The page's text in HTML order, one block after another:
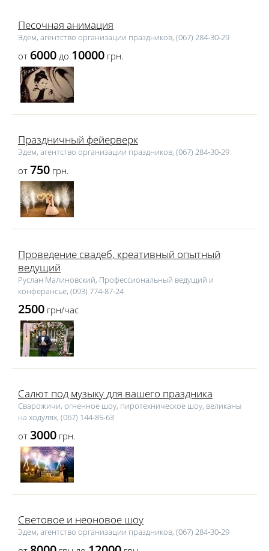
Песочная анимация
Эдем, агентство организации праздников, (067) 284‑30‑29
от 6000 до 10000 грн.
Праздничный фейерверк
Эдем, агентство организации праздников, (067) 284‑30‑29
от 750 грн.
Проведение свадеб, креативный опытный
ведущий
Руслан Малиновский, Профессиональный ведущий и
конферансье, (093) 774‑87‑24
2500 грн/час
Салют под музыку для вашего праздника
Сварожичи, огненное шоу, пиротехническое шоу, великаны
на ходулях, (067) 144‑85‑63
от 3000 грн.
Световое и неоновое шоу
Эдем, агентство организации праздников, (067) 284‑30‑29